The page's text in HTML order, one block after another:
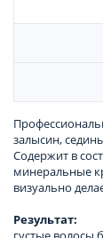
залысин,
Содержит в
минеральные
визуально
Результат: